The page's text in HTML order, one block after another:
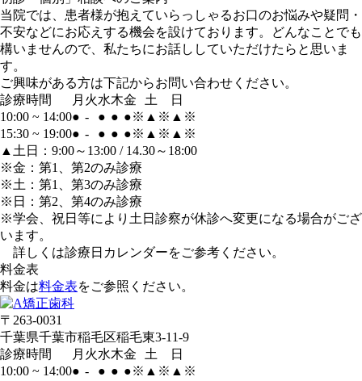
当院では、患者様が抱えていらっしゃるお口のお悩みや疑問・
不安などにお応えする機会を設けております。どんなことでも
構いませんので、私たちにお話ししていただけたらと思いま
す。
ご興味がある方は下記からお問い合わせください。
診療時間
月 火水木金 土
日
10:00 ~ 14:00● - ● ● ●※ ▲ ※ ▲ ※
15:30 ~ 19:00● - ● ● ●※ ▲ ※ ▲ ※
▲土日：9:00～13:00 / 14.30～18:00
※金：第1、第2のみ診療
※土：第1、第3のみ診療
※日：第2、第4のみ診療
※学会、祝日等により土日診察が休診へ変更になる場合がござ
います。
詳しくは診療日カレンダーをご参考ください。
料金表
料金は料金表をご参照ください。
〒263-0031
千葉県千葉市稲毛区稲毛東3-11-9
診療時間
月 火水木金 土
日
10:00 ~ 14:00● - ● ● ●※ ▲ ※ ▲ ※